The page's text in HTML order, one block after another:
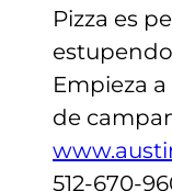
Pizza es
Empieza
de
512-670-